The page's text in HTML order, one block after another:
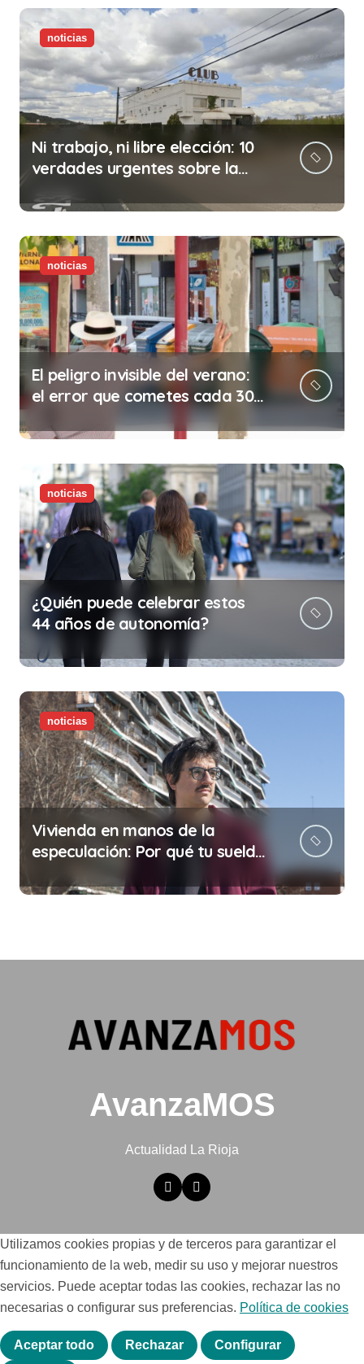
noticias
Ni trabajo, ni libre elección: 10
verdades urgentes sobre la
noticias
El peligro invisible del verano:
el error que cometes cada 30
minutos en tu trabajo (y la
ilegalidad que te puede costar
la vida)
noticias
¿Quién puede celebrar estos
44 años de autonomía?
noticias
Vivienda en manos de la
especulación: Por qué tu sueldo
AvanzaMOS
Actualidad La Rioja
Utilizamos cookies propias y de terceros para garantizar el
funcionamiento de la web, medir su uso y mejorar nuestros
servicios. Puede aceptar todas las cookies, rechazar las no
necesarias o configurar sus preferencias. Política de cookies
Aceptar todo Rechazar Configurar